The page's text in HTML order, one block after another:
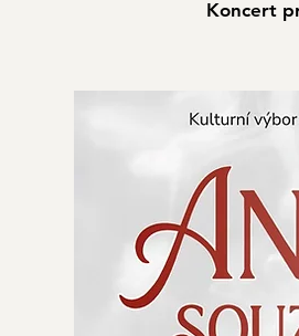
Koncert